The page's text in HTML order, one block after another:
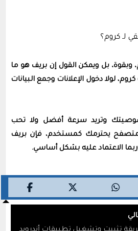
لـ كروم؟
وبقوة، بل ويمكن القول إن بريف هو ما
لولا دخول الإعلانات وجمع البيانات
وتريد سرعة أفضل ولا تحب
متصفح يحترمك كمستخدم، فإن بريف
الاعتماد عليه بشكل أساسي.